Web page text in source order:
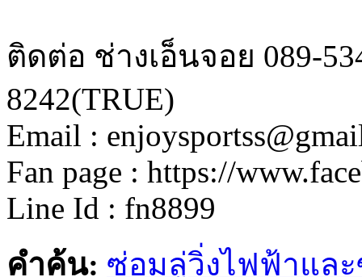
ติดต่อ ช่างเอ็นจอย 089-
8242(TRUE)
Email :
Fan page : https://
Line Id : fn8899
คำค้น: ซ่อมลู่วิ่งไฟฟ้าแล